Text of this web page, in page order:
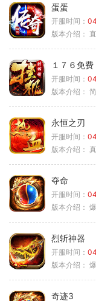
蛋蛋
开服时间：
版本介绍：
１７６免费
开服时间：
版本介绍：
永恒之刃
开服时间：
版本介绍：
夺命
开服时间：
版本介绍：
烈斩神器
开服时间：
版本介绍：
奇迹3